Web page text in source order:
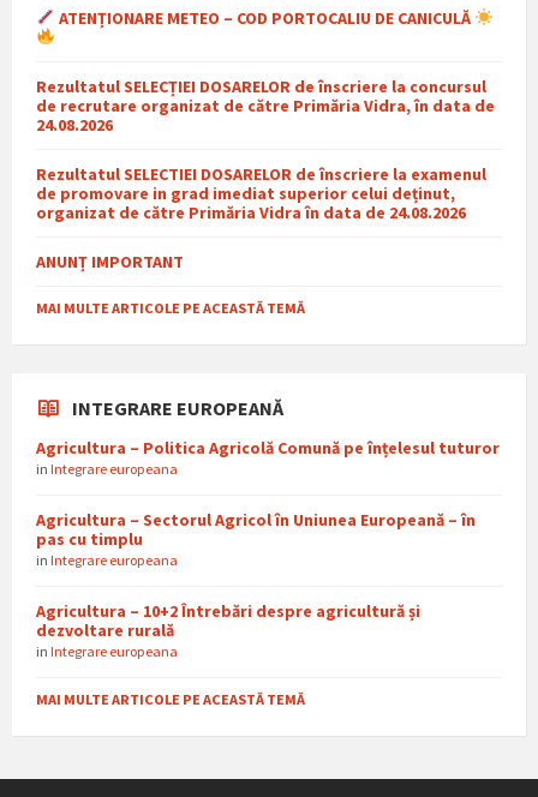
ATENȚIONARE METEO – COD PORTOCALIU DE CANICULĂ
Rezultatul SELECȚIEI DOSARELOR de înscriere la concursul
de recrutare organizat de către Primăria Vidra, în data de
24.08.2026
Rezultatul SELECTIEI DOSARELOR de înscriere la examenul
de promovare in grad imediat superior celui deținut,
organizat de către Primăria Vidra în data de 24.08.2026
ANUNȚ IMPORTANT
MAI MULTE ARTICOLE PE ACEASTĂ TEMĂ
INTEGRARE EUROPEANĂ
Agricultura – Politica Agricolă Comună pe înțelesul tuturor
in Integrare europeana
Agricultura – Sectorul Agricol în Uniunea Europeană – în
pas cu timplu
in Integrare europeana
Agricultura – 10+2 Întrebări despre agricultură și
dezvoltare rurală
in Integrare europeana
MAI MULTE ARTICOLE PE ACEASTĂ TEMĂ